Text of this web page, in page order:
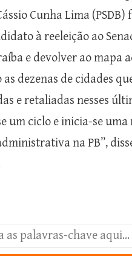
Cunha Lima
à reeleição ao
e devolver ao mapa
as dezenas de cidades
e retaliadas nesses
um ciclo e inicia-se uma
na PB”,